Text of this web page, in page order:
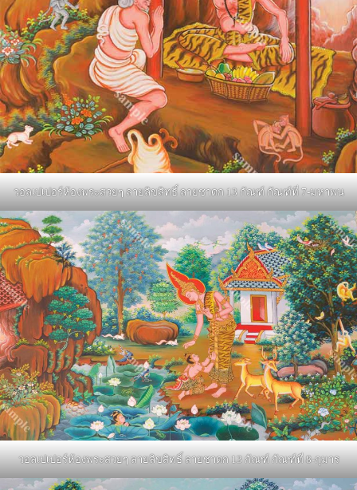
วอลเปเปอร์ห้องพระสวยๆ ลายลิขสิทธิ์ ลายชาดก 13 กัณฑ์ กัณฑ์ที่ 7-มหาพน
วอลเปเปอร์ห้องพระสวยๆ ลายลิขสิทธิ์ ลายชาดก 13 กัณฑ์ กัณฑ์ที่ 8-กุมาร